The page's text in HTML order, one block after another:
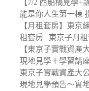
【7/2 西船橋見學
能是你人生第一棟
【月租套房】東京
租套房 | 東京子月租
【東京子實戰資產
現地見學＋學習講
東京子實戰資產大
現地見學預告〜實